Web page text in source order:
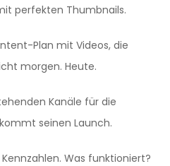
perfekten Thumbnails.
Plan mit Videos, die
morgen. Heute.
Kanäle für die
seinen Launch.
Was funktioniert?